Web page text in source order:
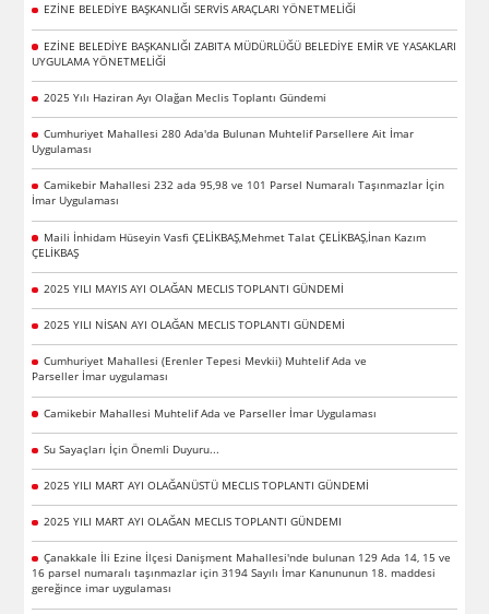
EZİNE BELEDİYE BAŞKANLIĞI SERVİS ARAÇLARI YÖNETMELİĞİ
EZİNE BELEDİYE BAŞKANLIĞI ZABITA MÜDÜRLÜĞÜ BELEDİYE EMİR VE YASAKLARI
UYGULAMA YÖNETMELİĞİ
2025 Yılı Haziran Ayı Olağan Meclis Toplantı Gündemi
Cumhuriyet Mahallesi 280 Ada'da Bulunan Muhtelif Parsellere Ait İmar
Uygulaması
Camikebir Mahallesi 232 ada 95,98 ve 101 Parsel Numaralı Taşınmazlar İçin
İmar Uygulaması
Maili İnhidam Hüseyin Vasfi ÇELİKBAŞ,Mehmet Talat ÇELİKBAŞ,İnan Kazım
ÇELİKBAŞ
2025 YILI MAYIS AYI OLAĞAN MECLIS TOPLANTI GÜNDEMİ
2025 YILI NİSAN AYI OLAĞAN MECLIS TOPLANTI GÜNDEMİ
Cumhuriyet Mahallesi (Erenler Tepesi Mevkii) Muhtelif Ada ve
Parseller İmar uygulaması
Camikebir Mahallesi Muhtelif Ada ve Parseller İmar Uygulaması
Su Sayaçları İçin Önemli Duyuru...
2025 YILI MART AYI OLAĞANÜSTÜ MECLIS TOPLANTI GÜNDEMİ
2025 YILI MART AYI OLAĞAN MECLIS TOPLANTI GÜNDEMI
Çanakkale İli Ezine İlçesi Danişment Mahallesi'nde bulunan 129 Ada 14, 15 ve
16 parsel numaralı taşınmazlar için 3194 Sayılı İmar Kanununun 18. maddesi
gereğince imar uygulaması